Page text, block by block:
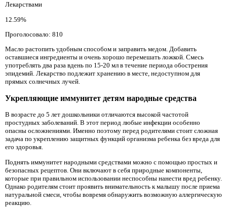
Лекарствами
12.59%
Проголосовало: 810
Масло растопить удобным способом и заправить медом. Добавить
оставшиеся ингредиенты и очень хорошо перемешать ложкой. Смесь
употреблять два раза вдень по 15-20 мл в течение периода обострения
эпидемий. Лекарство подлежит хранению в месте, недоступном для
прямых солнечных лучей.
Укрепляющие иммунитет детям народные средства
В возрасте до 5 лет дошкольники отличаются высокой частотой
простудных заболеваний. В этот период любые инфекции особенно
опасны осложнениями. Именно поэтому перед родителями стоит сложная
задача по укреплению защитных функций организма ребенка без вреда для
его здоровья.
Поднять иммунитет народными средствами можно с помощью простых и
безопасных рецептов. Они включают в себя природные компоненты,
которые при правильном использовании неспособны нанести вред ребенку.
Однако родителям стоит проявить внимательность к малышу после приема
натуральной смеси, чтобы вовремя обнаружить возможную аллергическую
реакцию.